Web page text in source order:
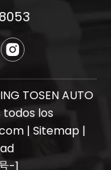
TOSEN AUTO
todos los
| Sitemap |
-1